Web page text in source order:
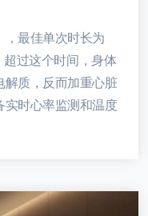
，最佳单次时长为
过这个时间，身体
解质，反而加重心脏
实时心率监测和温度